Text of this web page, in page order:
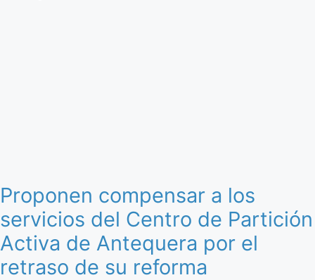
Proponen compensar a los
servicios del Centro de Partición
Activa de Antequera por el
retraso de su reforma